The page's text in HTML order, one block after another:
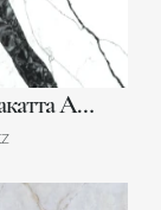
7300 Калакатта Аяччо